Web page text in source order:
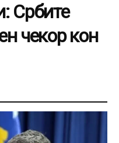
Србите
чекор кон